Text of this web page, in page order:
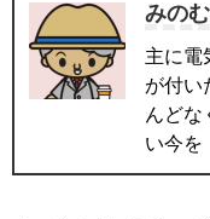
みの
主に電
が付い
んどな
い今を